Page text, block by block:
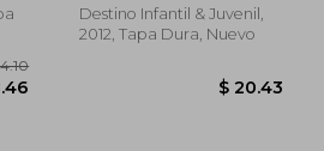
$ 47.95 $
Destino Infantil & Juvenil,
2012, Tapa Dura, Nuevo